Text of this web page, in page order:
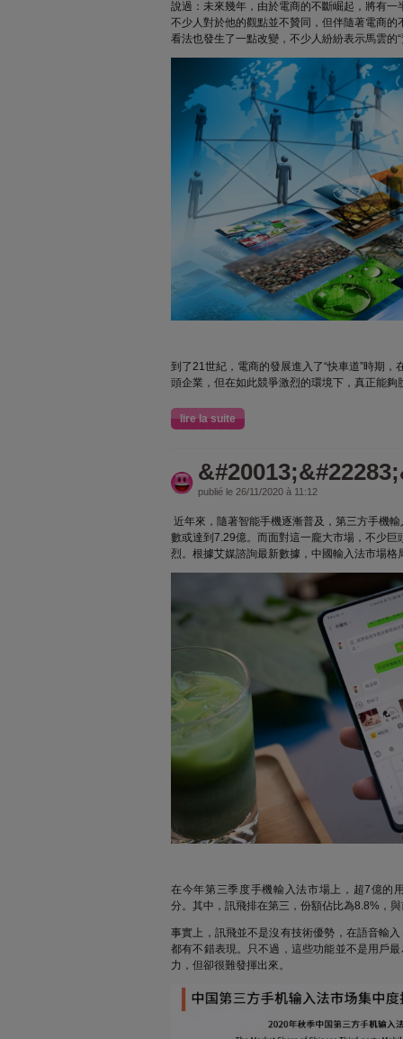
說過：未來幾年，由於電商的不斷崛起，將有
不少人對於他的觀點並不贊同，但伴隨著電商
看法也發生了一點改變，不少人紛紛表示馬雲的
到了21世紀，電商的發展進入了“快車道”時期
頭企業，但在如此競爭激烈的環境下，真正能夠
lire la suite
publié le 26/11/2020 à 11:12
近年來，隨著智能手機逐漸普及，第三方手機
數或達到7.29億。而面對這一龐大市場，不少
烈。根據艾媒諮詢最新數據，中國輸入法市場格
在今年第三季度手機輸入法市場上，超7億的
分。其中，訊飛排在第三，份額佔比為8.8%，
事實上，訊飛並不是沒有技術優勢，在語音輸
都有不錯表現。只不過，這些功能並不是用戶
力，但卻很難發揮出來。